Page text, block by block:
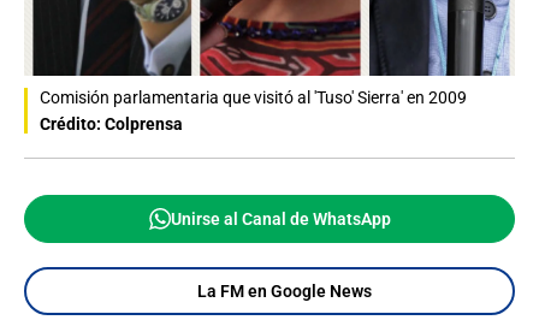
Comisión parlamentaria que visitó al 'Tuso' Sierra' en 2009
Crédito: Colprensa
Unirse al Canal de WhatsApp
La FM en Google News